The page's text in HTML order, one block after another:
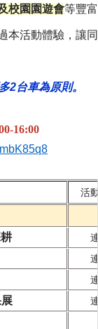
校園園遊會等豐富
本活動體驗，讓同
2台車為原則。
16:00
活